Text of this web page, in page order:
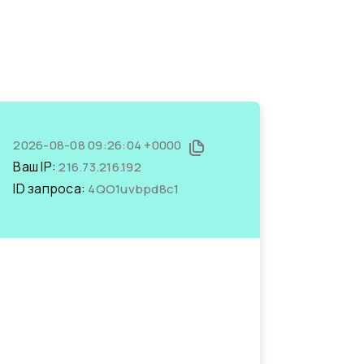
2026-08-08 09:26:04 +0000
Ваш IP:216.73.216.192
ID запроса: 4QO1uvbpd8c1